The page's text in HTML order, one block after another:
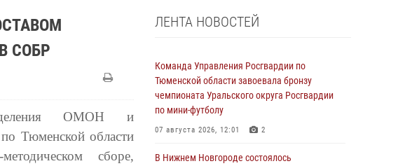
СОБР
отделения ОМОН и
Тюменской области
сборе,
ЛЕНТА НОВОСТЕЙ
Команда Управления Росгвардии по
Тюменской области завоевала бронзу
чемпионата Уральского округа Росгвардии
по мини-футболу
07 августа 2026, 12:01 2
В Нижнем Новгороде состоялось